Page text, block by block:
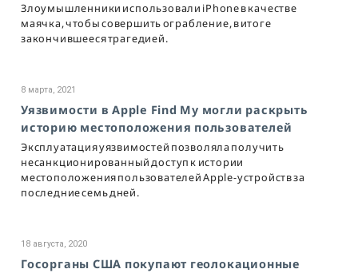
Злоумышленники использовали iPhone в качестве
маячка, чтобы совершить ограбление, в итоге
закончившееся трагедией.
8 марта, 2021
Уязвимости в Apple Find My могли раскрыть
историю местоположения пользователей
Эксплуатация уязвимостей позволяла получить
несанкционированный доступ к истории
местоположения пользователей Apple-устройств за
последние семь дней.
18 августа, 2020
Госорганы США покупают геолокационные